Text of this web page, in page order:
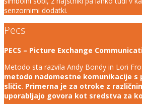
senzornimi dodatki.
Pecs
PECS – Picture Exchange
Metodo sta razvila Andy Bondy in Lori
metodo nadomestne komunikacije s
sličic. Primerna je za otroke z
uporabljajo govora kot sredstva za